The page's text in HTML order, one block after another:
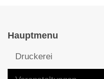
Hauptmenu
Druckerei